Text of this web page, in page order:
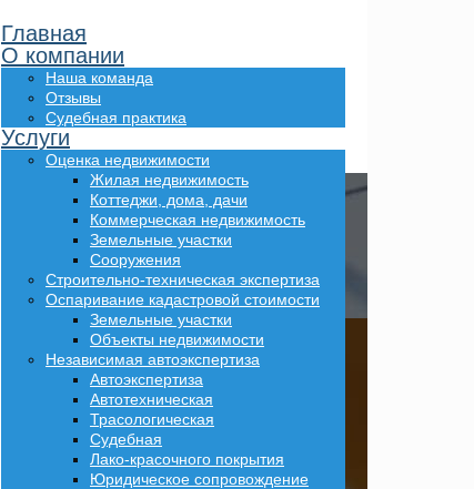
Главная
О компании
Наша команда
Отзывы
Судебная практика
Услуги
Оценка недвижимости
Жилая недвижимость
Коттеджи, дома, дачи
Коммерческая недвижимость
Земельные участки
Сооружения
Строительно-техническая экспертиза
Оспаривание кадастровой стоимости
Земельные участки
Объекты недвижимости
Независимая автоэкспертиза
Автоэкспертиза
Автотехническая
Трасологическая
Судебная
Лако-красочного покрытия
Юридическое сопровождение